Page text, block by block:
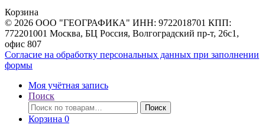
Корзина
© 2026 ООО "ГЕОГРАФИКА" ИНН: 9722018701 КПП:
772201001 Москва, БЦ Россия, Волгоградский пр-т, 26с1,
офис 807
Согласие на обработку персональных данных при заполнении
формы
Моя учётная запись
Поиск
Искать:
Поиск
Корзина 0